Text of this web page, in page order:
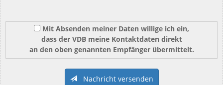
Mit Absenden meiner Daten willige ich ein,
dass der VDB meine Kontaktdaten direkt
an den oben genannten Empfänger übermittelt.
Nachricht versenden